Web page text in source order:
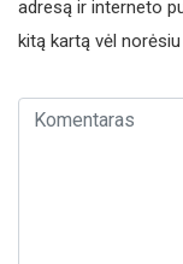
adresą ir interneto
kitą kartą vėl